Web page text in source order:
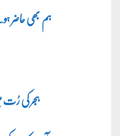
ہم بھی حاضر
ہجر کی رُت